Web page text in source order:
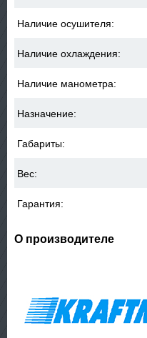
Наличие осушителя:
Наличие охлаждения:
Наличие манометра:
Назначение:
Габариты:
Вес:
Гарантия:
О производителе